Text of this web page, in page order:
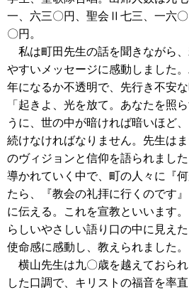
一、六三〇円、聖会Ⅱ七三、一六
〇円。
私は町田先生の話を聞きながら
やすいメッセージに感動しました
年になるか不透明で、先行き不安
「起きよ、光を放て。あなたを照
うに、世の中が暗ければ暗いほど
続けなければなりません。先生は
のヴィジョンと信仰を語られまし
導かれていく中で、町の人々に『
たら、『教会の礼拝に行くのです
に伝える。これを宣教といいます
らしいやさしい語り口の中に見え
使命感に感動し、教えられました。
横山先生は九〇歳を越えておら
した口調で、キリストの福音を率